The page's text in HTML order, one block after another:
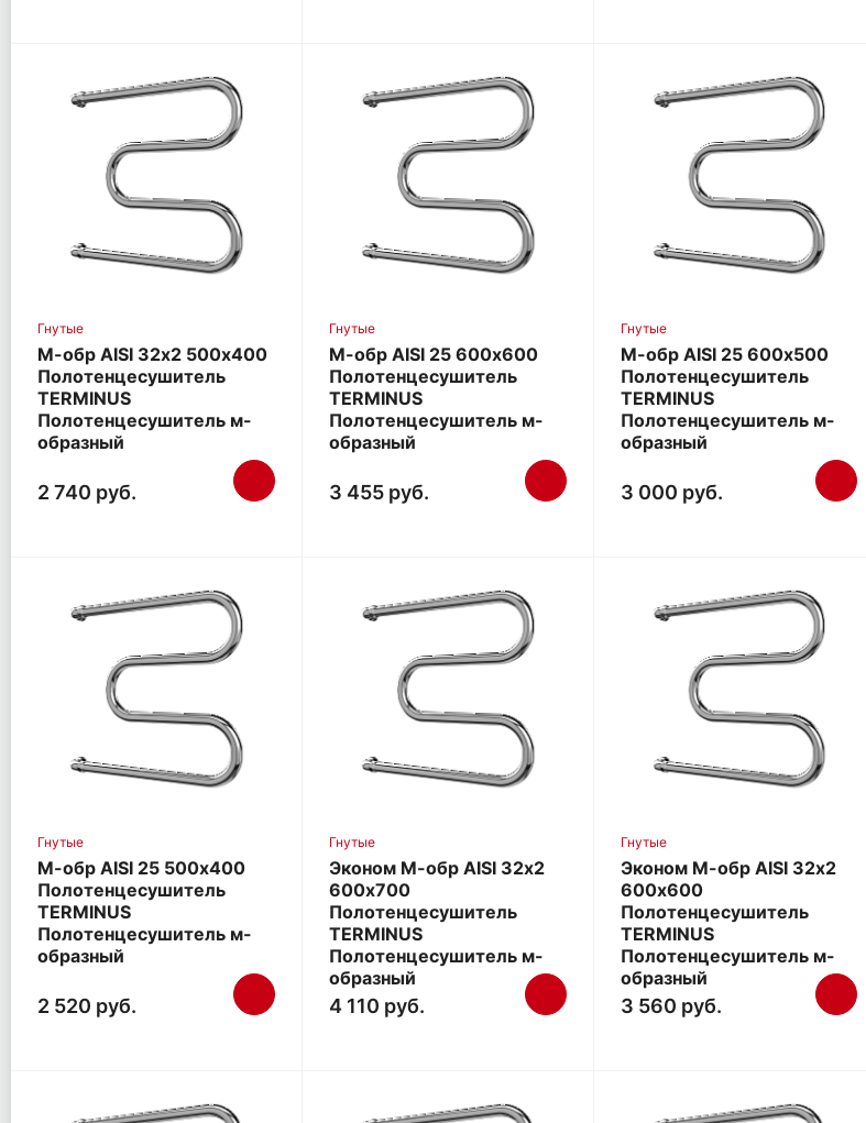
Гнутые
М-обр AISI 32х2 500х400
Полотенцесушитель
TERMINUS
Полотенцесушитель м-
образный
2 740 руб.
Гнутые
М-обр AISI 25 600х600
Полотенцесушитель
TERMINUS
Полотенцесушитель м-
образный
3 455 руб.
Гнутые
М-обр AISI 25 600х500
Полотенцесушитель
TERMINUS
Полотенцесушитель м-
образный
3 000 руб.
Гнутые
М-обр AISI 25 500х400
Полотенцесушитель
TERMINUS
Полотенцесушитель м-
образный
2 520 руб.
Гнутые
Эконом М-обр AISI 32х2
600х700
Полотенцесушитель
TERMINUS
Полотенцесушитель м-
образный
4 110 руб.
Гнутые
Эконом М-обр AISI 32х2
600х600
Полотенцесушитель
TERMINUS
Полотенцесушитель м-
образный
3 560 руб.